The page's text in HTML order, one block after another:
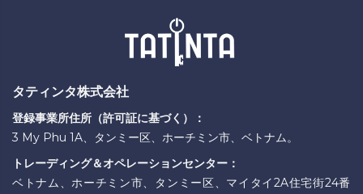
タティンタ株式会社
登録事業所住所（許可証に基づく）：
3 My Phu 1A、タンミー区、ホーチミン市、ベトナム。
トレーディング＆オペレーションセンター：
ベトナム、ホーチミン市、タンミー区、マイタイ2A住宅街24番